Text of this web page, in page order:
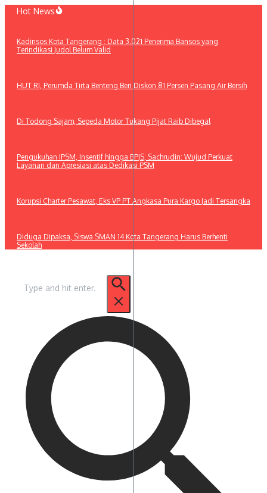
Lewati
Hot News
Kadinsos Kota Tangerang : Data 3.021 Penerima Bansos yang
Terindikasi Judol Belum Valid
HUT RI, Perumda Tirta Benteng Beri Diskon 81 Persen Pasang Air Bersih
Di Todong Sajam, Sepeda Motor Tukang Pijat Raib Dibegal
Pengukuhan IPSM, Insentif hingga BPJS, Sachrudin: Wujud Perkuat
Layanan dan Apresiasi atas Dedikasi PSM
Korupsi Charter Pesawat, Eks VP PT Angkasa Pura Kargo Jadi Tersangka
Diduga Dipaksa, Siswa SMAN 14 Kota Tangerang Harus Berhenti
Sekolah
untuk: